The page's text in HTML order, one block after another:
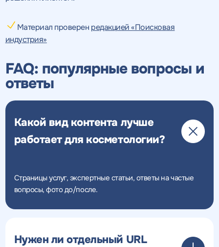
Материал проверен редакцией «Поисковая
индустрия»
FAQ: популярные вопросы и
ответы
Какой вид контента лучше
работает для косметологии?
Страницы услуг, экспертные статьи, ответы на частые
вопросы, фото до/после.
Нужен ли отдельный URL